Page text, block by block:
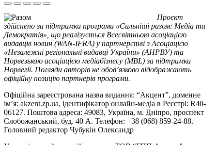
Проєкт
здійснено за підтримки програми «Сильніші разом: Медіа та
Демократія», що реалізується Всесвітньою асоціацією
видавців новин (WAN-IFRA) у партнерстві з Асоціацією
«Незалежні регіональні видавці України» (АНРВУ) та
Норвезькою асоціацією медіабізнесу (MBL) за підтримки
Норвегії. Погляди авторів не обов’язково відображають
офіційну позицію партнерів програми.
Офіційна зареєстрована назва видання: “Акцент”, доменне
ім’я: akzent.zp.ua, ідентифікатор онлайн-медіа в Реєстрі: R40-
06127. Поштова адреса: 49083, Україна, м. Дніпро, проспект
Слобожанський, буд. 40 А. Телефон: +38 (068) 859-24-88.
Головний редактор Чубукін Олександр